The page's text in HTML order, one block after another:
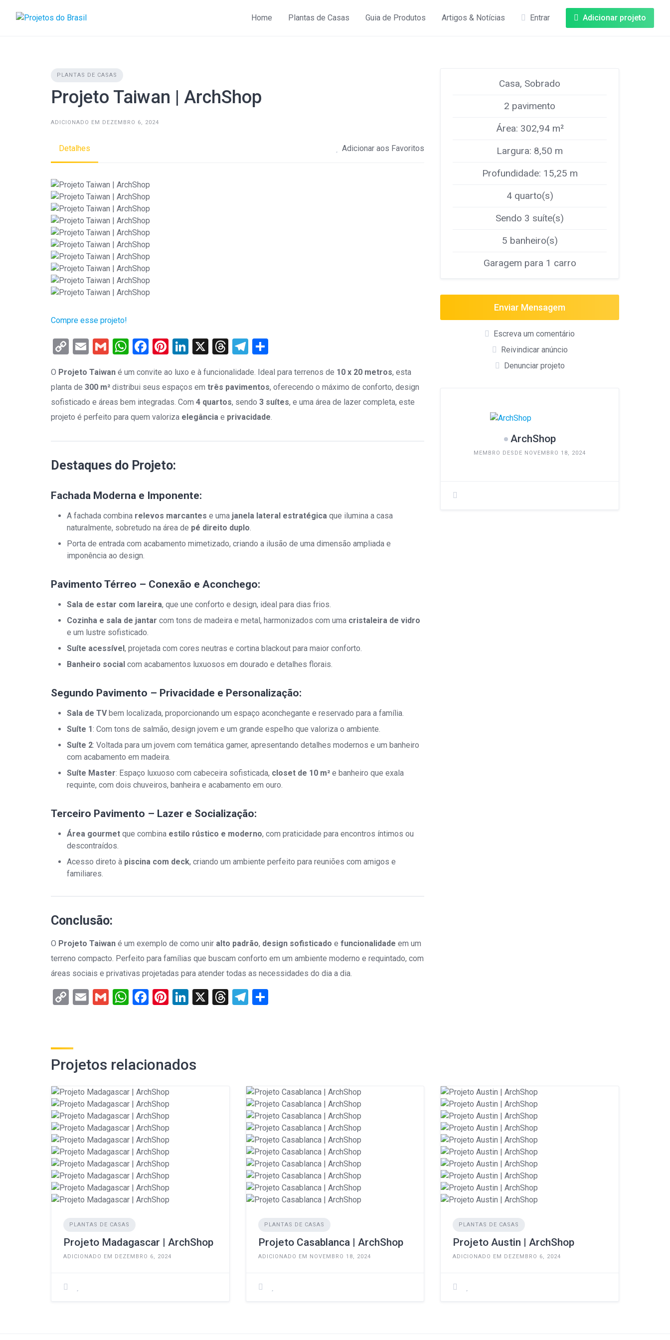
Home Plantas de Casas Guia de Produtos Artigos & Notícias Entrar Adicionar projeto
PLANTAS DE CASAS
Projeto Taiwan | ArchShop
ADICIONADO EM DEZEMBRO 6, 2024
Detalhes Adicionar aos Favoritos
Compre esse projeto!
CopyEmailGmailWhatsApp
Facebook
Pinterest
LinkedIn
X Threads
Telegram
O Projeto Taiwan é um convite ao luxo e à funcionalidade. Ideal para terrenos de 10 x 20 metros, esta
planta de 300 m² distribui seus espaços em três pavimentos, oferecendo o máximo de conforto, design
sofisticado e áreas bem integradas. Com 4 quartos, sendo 3 suítes, e uma área de lazer completa, este
projeto é perfeito para quem valoriza elegância e privacidade.
Destaques do Projeto:
Fachada Moderna e Imponente:
A fachada combina relevos marcantes e uma janela lateral estratégica que ilumina a casa
naturalmente, sobretudo na área de pé direito duplo.
Porta de entrada com acabamento mimetizado, criando a ilusão de uma dimensão ampliada e
imponência ao design.
Pavimento Térreo – Conexão e Aconchego:
Sala de estar com lareira, que une conforto e design, ideal para dias frios.
Cozinha e sala de jantar com tons de madeira e metal, harmonizados com uma cristaleira de vidro
e um lustre sofisticado.
Suíte acessível, projetada com cores neutras e cortina blackout para maior conforto.
Banheiro social com acabamentos luxuosos em dourado e detalhes florais.
Segundo Pavimento – Privacidade e Personalização:
Sala de TVbem localizada, proporcionando um espaço aconchegante e reservado para a família.
Suíte 1: Com tons de salmão, design jovem e um grande espelho que valoriza o ambiente.
Suíte 2: Voltada para um jovem com temática gamer, apresentando detalhes modernos e um banheiro
com acabamento em madeira.
Suíte Master: Espaço luxuoso com cabeceira sofisticada, closet de 10 m² e banheiro que exala
requinte, com dois chuveiros, banheira e acabamento em ouro.
Terceiro Pavimento – Lazer e Socialização:
Área gourmet que combina estilo rústico e moderno, com praticidade para encontros íntimos ou
descontraídos.
Acesso direto à piscina com deck, criando um ambiente perfeito para reuniões com amigos e
familiares.
Conclusão:
O Projeto Taiwan é um exemplo de como unir alto padrão, design sofisticado e funcionalidade em um
terreno compacto. Perfeito para famílias que buscam conforto em um ambiente moderno e requintado, com
áreas sociais e privativas projetadas para atender todas as necessidades do dia a dia.
CopyEmailGmailWhatsApp
Facebook
Pinterest
LinkedIn
X Threads
Telegram
Casa, Sobrado
2 pavimento
Área: 302,94 m²
Largura: 8,50 m
Profundidade: 15,25 m
4 quarto(s)
Sendo 3 suíte(s)
5 banheiro(s)
Garagem para 1 carro
Enviar Mensagem
Escreva um comentário
Reivindicar anúncio
Denunciar projeto
ArchShop
MEMBRO DESDE NOVEMBRO 18, 2024
Projetos relacionados
PLANTAS DE CASAS
Projeto Madagascar | ArchShop
ADICIONADO EM DEZEMBRO 6, 2024
PLANTAS DE CASAS
Projeto Casablanca | ArchShop
ADICIONADO EM NOVEMBRO 18, 2024
PLANTAS DE CASAS
Projeto Austin | ArchShop
ADICIONADO EM DEZEMBRO 6, 2024